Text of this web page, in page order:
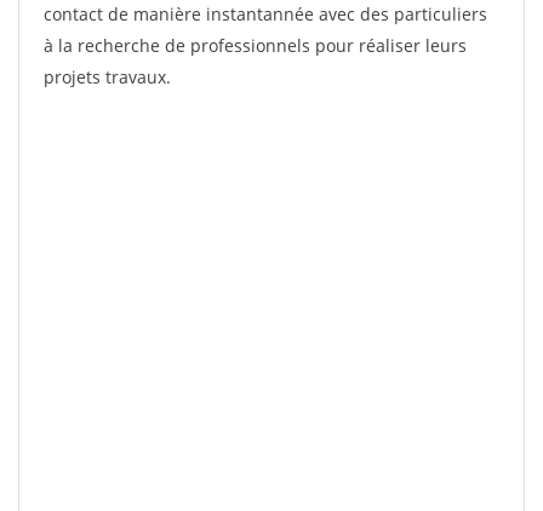
contact de manière instantannée avec des particuliers
à la recherche de professionnels pour réaliser leurs
projets travaux.